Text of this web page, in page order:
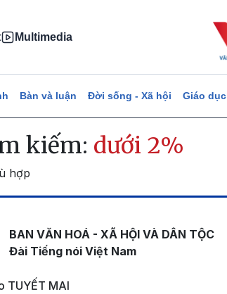
Multimedia
Bàn và luận Đời sống - Xã hội Giáo dục
kiếm: dưới 2%
hợp
BAN VĂN HOÁ - XÃ HỘI VÀ DÂN TỘC
Đài Tiếng nói Việt Nam
TUYẾT MAI